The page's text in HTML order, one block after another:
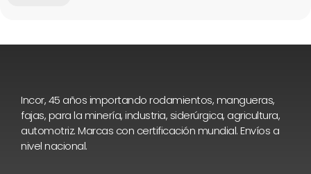
Incor, 45 años importando rodamientos, mangueras,
fajas, para la minería, industria, siderúrgica, agricultura,
automotriz. Marcas con certificación mundial. Envíos a
nivel nacional.